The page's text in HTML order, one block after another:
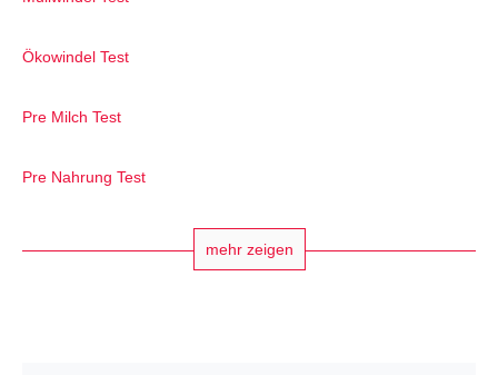
Ökowindel Test
Pre Milch Test
Pre Nahrung Test
mehr zeigen